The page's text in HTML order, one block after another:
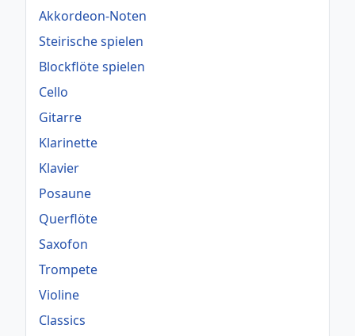
Akkordeon-Noten
Steirische spielen
Blockflöte spielen
Cello
Gitarre
Klarinette
Klavier
Posaune
Querflöte
Saxofon
Trompete
Violine
Classics